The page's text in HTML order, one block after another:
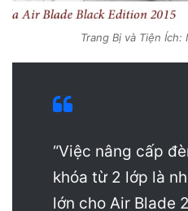
Trang Bị và Tiện Ích:
“Việc nâng cấp
khóa từ 2 lớp là
lớn cho Air Blade